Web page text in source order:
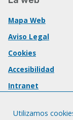
Mapa Web
Aviso Legal
Cookies
Accesibilidad
Intranet
Utilizamos